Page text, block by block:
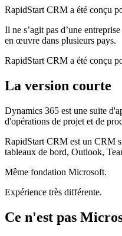
RapidStart CRM a été conçu
Il ne s’agit pas d’une
en œuvre dans plusieurs pays.
RapidStart CRM a été conçu
La version courte
Dynamics 365 est une suite
d'opérations de projet et de
RapidStart CRM est un CRM
tableaux de bord, Outlook,
Même fondation Microsoft.
Expérience très différente.
Ce n'est pas